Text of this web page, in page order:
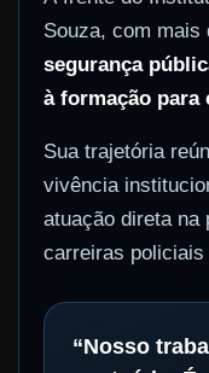
Souza, com mais
segurança
à formação
Sua trajetória
vivência
atuação direta na
carreiras
“Nosso